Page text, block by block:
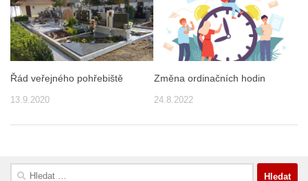
Řád veřejného pohřebiště
13.9.2020
Změna ordinačních hodin
24.8.2022
Vyhledávání